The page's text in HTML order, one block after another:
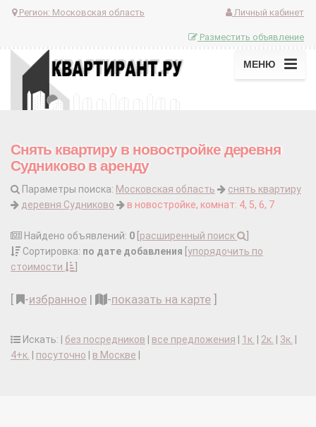
Регион: Московская область Личный кабинет
Разместить объявление
МЕНЮ
Снять квартиру в новостройке деревня
Судниково в аренду
Параметры поиска: Московская область
снять квартиру
деревня Судниково
в новостройке, комнат: 4, 5, 6, 7
Найдено объявлений: 0 расширенный поиск
Сортировка: по дате добавления упорядочить по
стоимости
-избранное | -показать на карте
Искать: | без посредников все предложения 1к. 2к. 3к.
4+к.
посуточно в Москве